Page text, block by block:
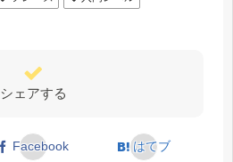
シェアする
Facebook はてブ